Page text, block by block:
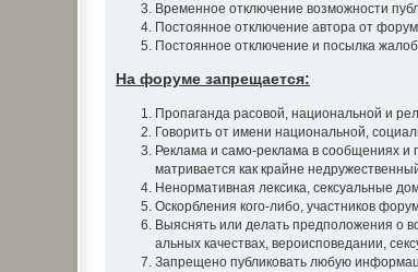
Временное отключение возможности
Постоянное отключение автора от
Постоянное отключение и посылка
На форуме запрещается:
Пропаганда расовой, национальной и
Говорить от имени национальной,
Реклама и само-реклама в сообщениях
матривается как крайне
Ненормативная лексика, сексуальные
Оскорбления кого-либо, участников
Выяснять или делать предположения о
альных качествах, вероисповедании,
Запрещено публиковать любую